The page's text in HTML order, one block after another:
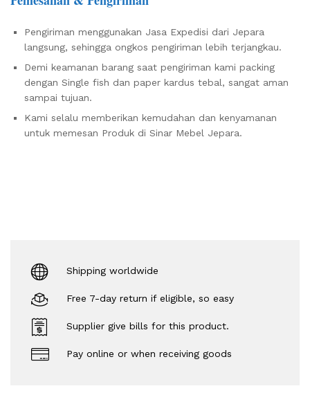
Pengiriman menggunakan Jasa Expedisi dari Jepara
langsung, sehingga ongkos pengiriman lebih terjangkau.
Demi keamanan barang saat pengiriman kami packing
dengan Single fish dan paper kardus tebal, sangat aman
sampai tujuan.
Kami selalu memberikan kemudahan dan kenyamanan
untuk memesan Produk di Sinar Mebel Jepara.
Shipping worldwide
Free 7-day return if eligible, so easy
Supplier give bills for this product.
Pay online or when receiving goods